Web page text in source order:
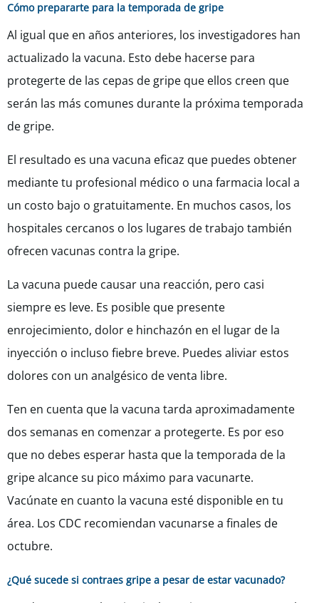
Cómo prepararte para la temporada de gripe
Al igual que en años anteriores, los investigadores han
actualizado la vacuna. Esto debe hacerse para
protegerte de las cepas de gripe que ellos creen que
serán las más comunes durante la próxima temporada
de gripe.
El resultado es una vacuna eficaz que puedes obtener
mediante tu profesional médico o una farmacia local a
un costo bajo o gratuitamente. En muchos casos, los
hospitales cercanos o los lugares de trabajo también
ofrecen vacunas contra la gripe.
La vacuna puede causar una reacción, pero casi
siempre es leve. Es posible que presente
enrojecimiento, dolor e hinchazón en el lugar de la
inyección o incluso fiebre breve. Puedes aliviar estos
dolores con un analgésico de venta libre.
Ten en cuenta que la vacuna tarda aproximadamente
dos semanas en comenzar a protegerte. Es por eso
que no debes esperar hasta que la temporada de la
gripe alcance su pico máximo para vacunarte.
Vacúnate en cuanto la vacuna esté disponible en tu
área. Los CDC recomiendan vacunarse a finales de
octubre.
¿Qué sucede si contraes gripe a pesar de estar vacunado?